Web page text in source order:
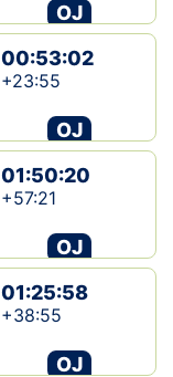
OJ
00:53:02
+23:55
OJ
01:50:20
+57:21
OJ
01:25:58
+38:55
OJ